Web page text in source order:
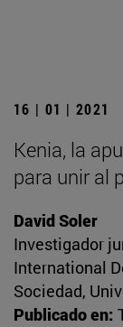
16 | 01 | 2021
Kenia, la
para unir al
David Soler
Investigador
International
Sociedad,
Publicado en: